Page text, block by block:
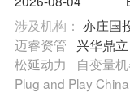
涉及机构： 亦庄国
迈睿资管
兴华鼎立
松延动力
自变量
Plug and Play China